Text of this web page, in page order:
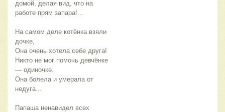
домой, делая вид, что на
работе прям запара!...
На самом деле котёнка взяли
дочке,
Она очень хотела себе друга!
Никто не мог помочь девчёнке
— одиночке.
Она болела и умерала от
недуга...
Папаша ненавидел всех